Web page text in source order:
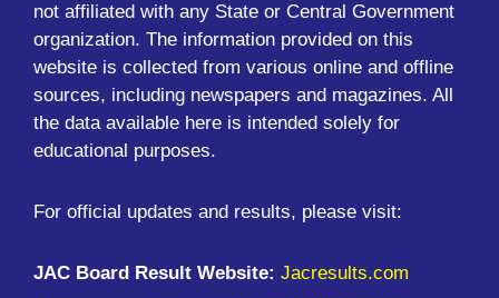
not affiliated with any State or Central Government
organization. The information provided on this
website is collected from various online and offline
sources, including newspapers and magazines. All
the data available here is intended solely for
educational purposes.
For official updates and results, please visit:
JAC Board Result Website: Jacresults.com